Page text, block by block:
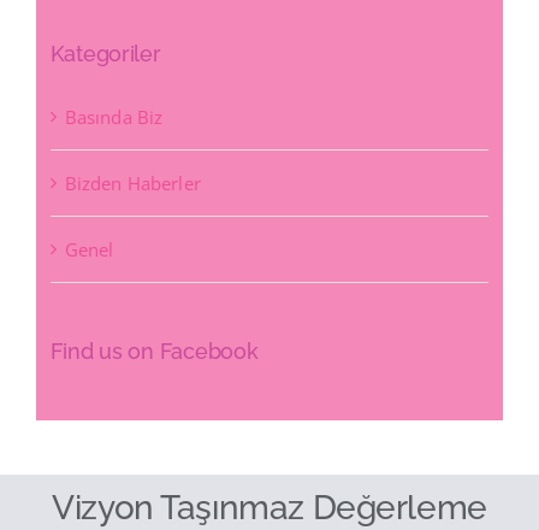
Kategoriler
Basında Biz
Bizden Haberler
Genel
Find us on Facebook
Vizyon Taşınmaz Değerleme